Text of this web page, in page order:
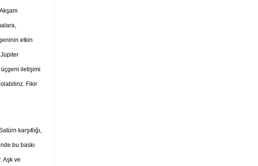
etkin
üçgeni iletişimi
Fikir
karşıtlığı,
bu baskı
Aşk ve